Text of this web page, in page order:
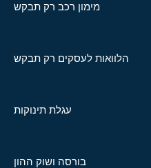
מימון רכב רק תבקש
הלוואות לעסקים רק תבקש
עגלת תינוקות
בורסה ושוק ההון